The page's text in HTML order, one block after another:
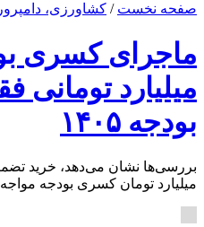
صفحه نخست / کشاورزی،
میلیارد تومانی
بودجه ۱۴۰۵
میلیارد تومان کسری بودجه